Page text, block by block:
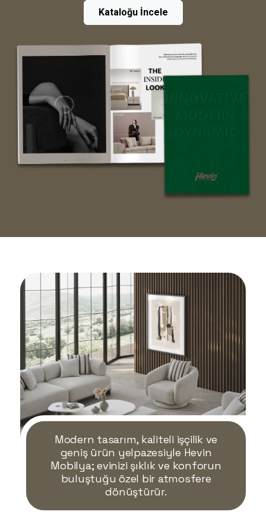
Kataloğu İncele
Modern tasarım, kaliteli işçilik ve
geniş ürün yelpazesiyle Hevin
Mobilya; evinizi şıklık ve konforun
buluştuğu özel bir atmosfere
dönüştürür.